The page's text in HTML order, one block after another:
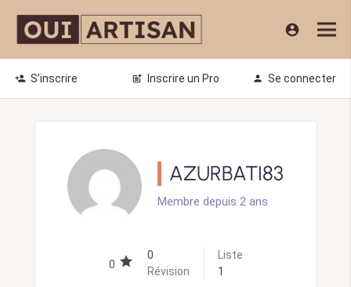
account_circle
person_add S’inscrire post_add Inscrire un Pro person Se connecter
AZURBATI83
Membre depuis 2 ans
0
0
Révision
Liste
1